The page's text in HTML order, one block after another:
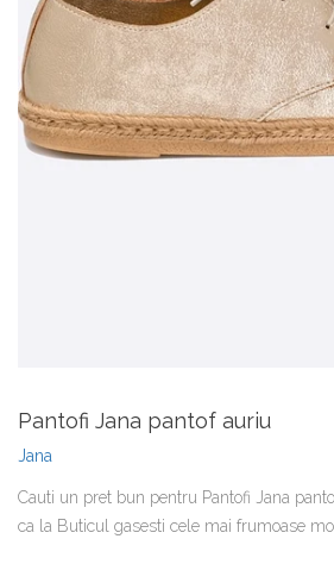
Pantofi Jana pantof auriu
Jana
Cauti un pret bun pentru Pantofi Jana
ca la Buticul gasesti cele mai frumoase